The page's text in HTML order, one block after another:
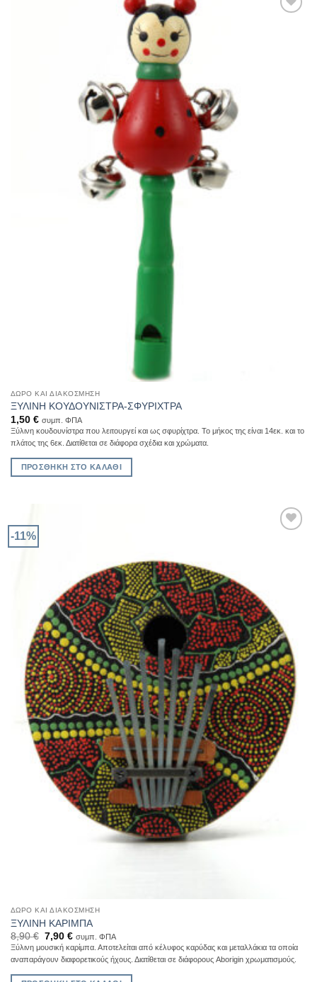
ΔΏΡΟ ΚΑΙ ΔΙΑΚΌΣΜΗΣΗ
ΞΥΛΙΝΗ KOΥΔΟΥΝΙΣΤΡΑ-ΣΦΥΡΙΧΤΡΑ
1,50 € συμπ. ΦΠΑ
Ξύλινη κουδουνίστρα που λειτουργεί και ως σφυρίχτρα. Το μήκος της είναι 14εκ. και το
πλάτος της 6εκ. Διατίθεται σε διάφορα σχέδια και χρώματα.
ΠΡΟΣΘΉΚΗ ΣΤΟ ΚΑΛΆΘΙ
-11%
ΔΏΡΟ ΚΑΙ ΔΙΑΚΌΣΜΗΣΗ
ΞΥΛΙΝΗ ΚΑΡΙΜΠΑ
8,90€ Original
price
was:
8,90 €.
7,90 €Η
τρέχουσα
τιμή
είναι:
7,90 €.
συμπ. ΦΠΑ
Ξύλινη μουσική καρίμπα. Αποτελείται από κέλυφος καρύδας και μεταλλάκια τα οποία
αναπαράγουν διαφορετικούς ήχους. Διατίθεται σε διάφορους Aborigin χρωματισμούς.